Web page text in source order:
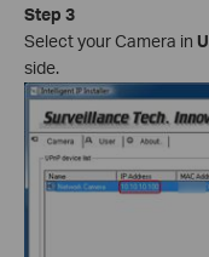
Step 3
Select your Camera in
side.